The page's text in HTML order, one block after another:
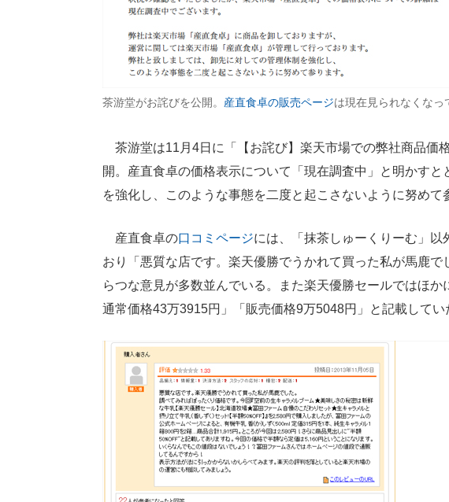
茶游堂がお詫びを公開。 産直食卓の販売ページは現在見られなくなっ
茶游堂は11月4日に「【お詫び】楽天市場での弊社商品価
開。産直食卓の価格表示について「現在調査中」と明かすと
を強化し、このような事態を二度と起こさないように努めて
産直食卓の口コミページには、「抹茶しゅーくりーむ」
おり「悪質な店です。楽天優勝でうかれて買った私が馬鹿
らつな意見が多数並んでいる。また楽天優勝セールではほ
通常価格43万3915円」「販売価格9万5048円」と記載してい